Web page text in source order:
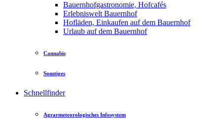
Bauernhofgastronomie, Hofcafés
Erlebniswelt Bauernhof
Hofläden, Einkaufen auf dem Bauernhof
Urlaub auf dem Bauernhof
Cannabis
Sonstiges
Schnellfinder
Agrarmeteorologisches Infosystem